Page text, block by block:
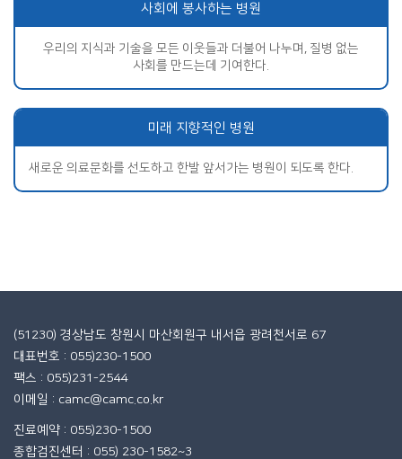
사회에 봉사하는 병원
우리의 지식과 기술을 모든 이웃들과 더불어 나누며, 질병 없는
사회를 만드는데 기여한다.
미래 지향적인 병원
새로운 의료문화를 선도하고 한발 앞서가는 병원이 되도록 한다.
(51230) 경상남도 창원시 마산회원구 내서읍 광려천서로 67
대표번호 : 055)230-1500
팩스 : 055)231-2544
이메일 : camc@camc.co.kr
진료예약 : 055)230-1500
종합검진센터 : 055) 230-1582~3